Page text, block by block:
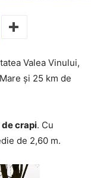
Valea Vinului,
și 25 km de
de crapi. Cu
de 2,60 m.